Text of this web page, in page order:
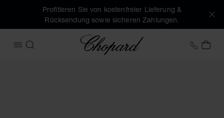
Profitieren Sie von kostenfreier Lieferung &
Rücksendung sowie sicheren Zahlungen.
MENÜ ÖFFNEN
SUCHEN
Chopard +41